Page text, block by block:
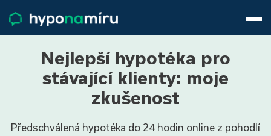
Životní pojištění
Pojištění nemovitosti
Články
Přihlásit
Nejlepší hypotéka pro
stávající klienty: moje
zkušenost
Předschválená hypotéka do 24 hodin online z pohodlí